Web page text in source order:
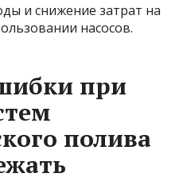
и снижение затрат на
насосов.
при
полива